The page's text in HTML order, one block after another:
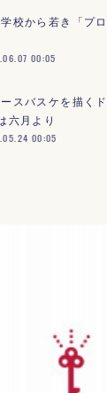
校から若き「プ
00:05
スバスケを描く
六月より
00:05